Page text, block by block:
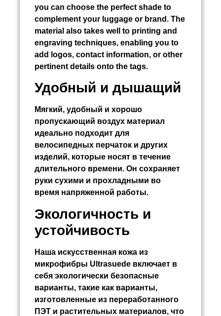
you can choose the perfect shade to
complement your luggage or brand. The
material also takes well to printing and
engraving techniques, enabling you to
add logos, contact information, or other
pertinent details onto the tags.
Удобный и дышащий
Мягкий, удобный и хорошо
пропускающий воздух материал
идеально подходит для
велосипедных перчаток и других
изделий, которые носят в течение
длительного времени. Он сохраняет
руки сухими и прохладными во
время напряженной работы.
Экологичность и
устойчивость
Наша искусственная кожа из
микрофибры Ultrasuede включает в
себя экологически безопасные
варианты, такие как варианты,
изготовленные из переработанного
ПЭТ и растительных материалов, что